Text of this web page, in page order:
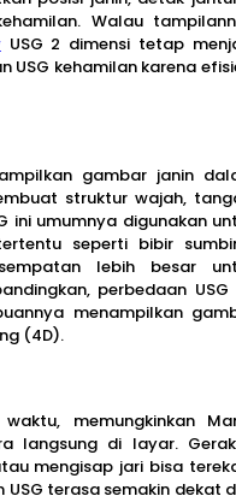
Walau
USG 2 dimensi tetap
kehamilan karena
gambar janin
struktur wajah,
ini umumnya digunakan
seperti bibir
lebih besar
perbedaan USG
menampilkan
(4D).
memungkinkan
langsung di layar.
mengisap jari bisa
terasa semakin dekat